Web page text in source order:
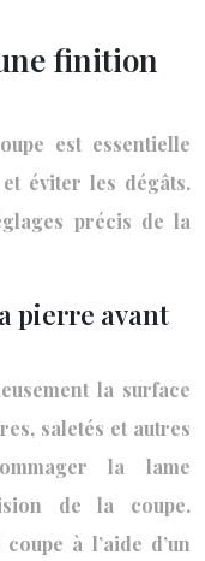
finition
est essentielle
éviter les dégâts.
précis de la
pierre avant
la surface
saletés et autres
la lame
de la coupe.
à l’aide d’un